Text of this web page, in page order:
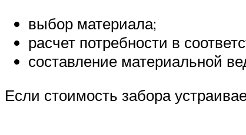
выбор материала;
расчет потребности в
составление материальной
Если стоимость забора